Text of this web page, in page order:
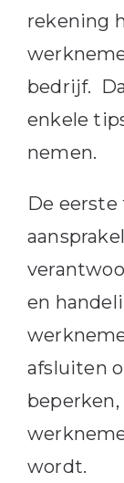
rekening
bedrijf.
enkele
nemen.
De
en
afsluiten
wordt.